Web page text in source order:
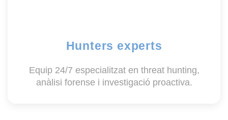
Hunters experts
Equip 24/7 especialitzat en threat hunting,
anàlisi forense i investigació proactiva.